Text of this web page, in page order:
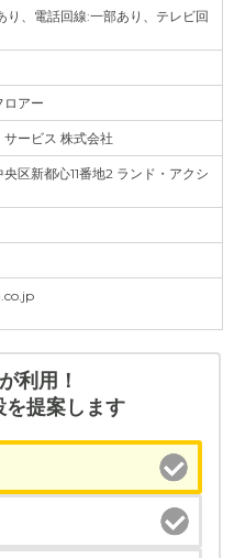
り、電話回線:一部あり、テレビ回
ロアー
ービス 株式会社
区新都心11番地2 ランド・アクシ
利用！
を提案します